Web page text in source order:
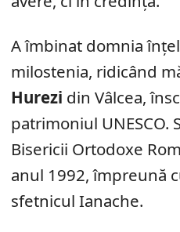
A îmbinat domnia
milostenia, ridicând
Hurezi din Vâlcea,
patrimoniul UNESCO.
Bisericii Ortodoxe
anul 1992, împreună
sfetnicul Ianache.